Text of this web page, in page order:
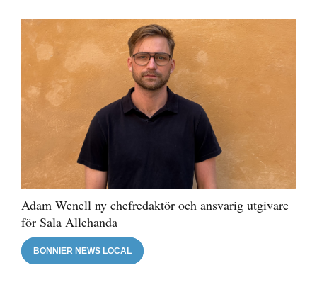
Adam Wenell ny chefredaktör och ansvarig utgivare
för Sala Allehanda
BONNIER NEWS LOCAL